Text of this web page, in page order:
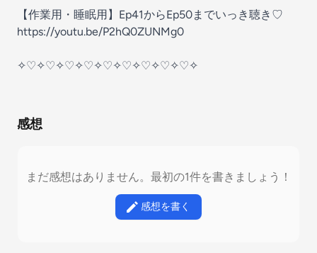
【作業用・睡眠用】Ep41からEp50までいっき聴き♡
https://youtu.be/P2hQ0ZUNMg0
✧♡✧♡✧♡✧♡✧♡✧♡✧♡✧♡✧♡✧
感想
まだ感想はありません。最初の1件を書きましょう！
感想を書く